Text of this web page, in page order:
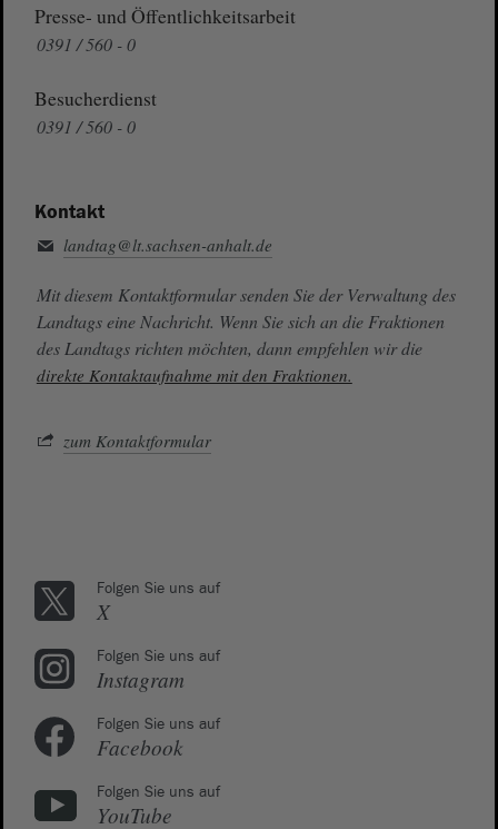
Presse- und Öffentlichkeitsarbeit
0391 / 560 - 0
Besucherdienst
0391 / 560 - 0
Kontakt
landtag@lt.sachsen-anhalt.de
Mit diesem Kontaktformular senden Sie der Verwaltung des
Landtags eine Nachricht. Wenn Sie sich an die Fraktionen
des Landtags richten möchten, dann empfehlen wir die
direkte Kontaktaufnahme mit den Fraktionen.
zum Kontaktformular
Folgen Sie uns auf
X
Folgen Sie uns auf
Instagram
Folgen Sie uns auf
Facebook
Folgen Sie uns auf
YouTube